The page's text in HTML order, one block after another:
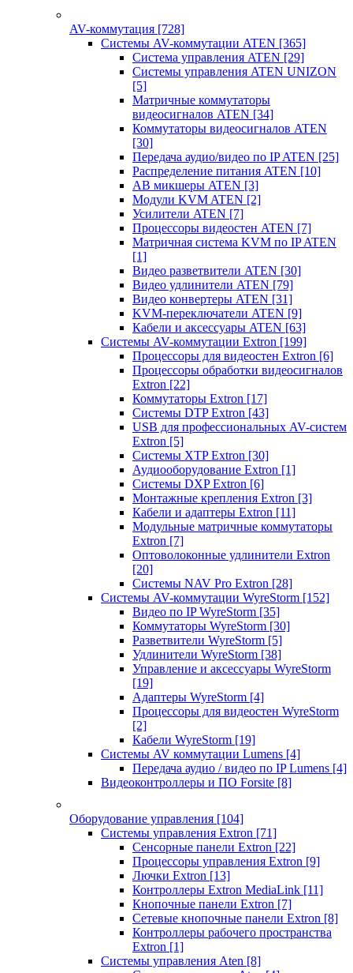
AV-коммутация [728]
Системы AV-коммутации ATEN [365]
Система управления ATEN [29]
Системы управления ATEN UNIZON
[5]
Матричные коммутаторы
видеосигналов ATEN [34]
Коммутаторы видеосигналов ATEN
[30]
Передача аудио/видео по IP ATEN [25]
Распределение питания ATEN [10]
АВ микшеры ATEN [3]
Модули KVM ATEN [2]
Усилители ATEN [7]
Процессоры видеостен ATEN [7]
Матричная система KVM по IP ATEN
[1]
Видео разветвители ATEN [30]
Видео удлинители ATEN [79]
Видео конвертеры ATEN [31]
KVM-переключатели ATEN [9]
Кабели и аксессуары ATEN [63]
Системы AV-коммутации Extron [199]
Процессоры для видеостен Extron [6]
Процессоры обработки видеосигналов
Extron [22]
Коммутаторы Extron [17]
Системы DTP Extron [43]
USB для профессиональных AV-систем
Extron [5]
Системы XTP Extron [30]
Аудиооборудование Extron [1]
Системы DXP Extron [6]
Монтажные крепления Extron [3]
Кабели и адаптеры Extron [11]
Модульные матричные коммутаторы
Extron [7]
Оптоволоконные удлинители Extron
[20]
Системы NAV Pro Extron [28]
Системы AV-коммутации WyreStorm [152]
Видео по IP WyreStorm [35]
Коммутаторы WyreStorm [30]
Разветвители WyreStorm [5]
Удлинители WyreStorm [38]
Управление и аксессуары WyreStorm
[19]
Адаптеры WyreStorm [4]
Процессоры для видеостен WyreStorm
[2]
Кабели WyreStorm [19]
Системы AV коммутации Lumens [4]
Передача аудио / видео по IP Lumens [4]
Видеоконтроллеры и ПО Forsite [8]
Оборудование управления [104]
Системы управления Extron [71]
Сенсорные панели Extron [22]
Процессоры управления Extron [9]
Лючки Extron [13]
Контроллеры Extron MediaLink [11]
Кнопочные панели Extron [7]
Сетевые кнопочные панели Extron [8]
Контроллеры рабочего пространства
Extron [1]
Системы управления Aten [8]